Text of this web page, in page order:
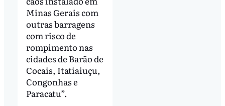
Minas Gerais com
outras barragens
com risco de
rompimento nas
cidades de Barão de
Cocais, Itatiaiuçu,
Congonhas e
Paracatu”.